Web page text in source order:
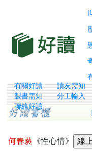
有關好讀 讀友需知
製書需知
分工輸入
聯絡好讀
何春蕤 《性心情》